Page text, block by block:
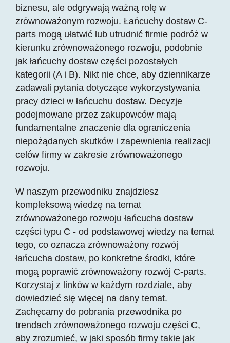
biznesu, ale odgrywają ważną rolę w
zrównoważonym rozwoju. Łańcuchy dostaw C-
parts mogą ułatwić lub utrudnić firmie podróż w
kierunku zrównoważonego rozwoju, podobnie
jak łańcuchy dostaw części pozostałych
kategorii (A i B). Nikt nie chce, aby dziennikarze
zadawali pytania dotyczące wykorzystywania
pracy dzieci w łańcuchu dostaw. Decyzje
podejmowane przez zakupowców mają
fundamentalne znaczenie dla ograniczenia
niepożądanych skutków i zapewnienia realizacji
celów firmy w zakresie zrównoważonego
rozwoju.
W naszym przewodniku znajdziesz
kompleksową wiedzę na temat
zrównoważonego rozwoju łańcucha dostaw
części typu C - od podstawowej wiedzy na temat
tego, co oznacza zrównoważony rozwój
łańcucha dostaw, po konkretne środki, które
mogą poprawić zrównoważony rozwój C-parts.
Korzystaj z linków w każdym rozdziale, aby
dowiedzieć się więcej na dany temat.
Zachęcamy do pobrania przewodnika po
trendach zrównoważonego rozwoju części C,
aby zrozumieć, w jaki sposób firmy takie jak